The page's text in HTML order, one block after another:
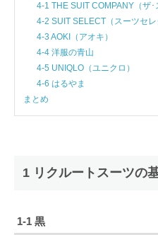
4-1 THE SUIT COMPANY（ザ･
4-2 SUIT SELECT（スーツセレ
4-3 AOKI（アオキ）
4-4 洋服の青山
4-5 UNIQLO（ユニクロ）
4-6 はるやま
まとめ
1 リクルートスーツの
1-1 黒